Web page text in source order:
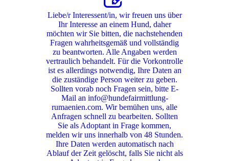
Liebe/r Interessent/in, wir freuen uns über
Ihr Interesse an einem Hund, daher
möchten wir Sie bitten, die nachstehenden
Fragen wahrheitsgemäß und vollständig
zu beantworten. Alle Angaben werden
vertraulich behandelt. Für die Vorkontrolle
ist es allerdings notwendig, Ihre Daten an
die zuständige Person weiter zu geben.
Sollten vorab noch Fragen sein, bitte E-
Mail an info@hundefairmittlung-
rumaenien.com. Wir bemühen uns, alle
Anfragen schnell zu bearbeiten. Sollten
Sie als Adoptant in Frage kommen,
melden wir uns innerhalb von 48 Stunden.
Ihre Daten werden automatisch nach
Ablauf der Zeit gelöscht, falls Sie nicht als